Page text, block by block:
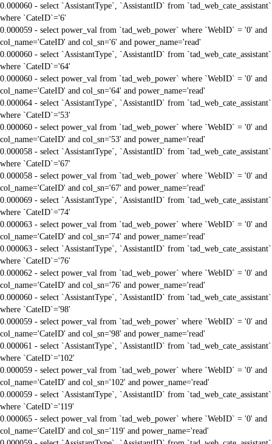
0.000060 - select `AssistantType`, `AssistantID` from `tad_web_cate_assistant`
where `CateID`='6'
0.000059 - select power_val from `tad_web_power` where `WebID` = '0' and
col_name='CateID' and col_sn='6' and power_name='read'
0.000060 - select `AssistantType`, `AssistantID` from `tad_web_cate_assistant`
where `CateID`='64'
0.000060 - select power_val from `tad_web_power` where `WebID` = '0' and
col_name='CateID' and col_sn='64' and power_name='read'
0.000064 - select `AssistantType`, `AssistantID` from `tad_web_cate_assistant`
where `CateID`='53'
0.000060 - select power_val from `tad_web_power` where `WebID` = '0' and
col_name='CateID' and col_sn='53' and power_name='read'
0.000058 - select `AssistantType`, `AssistantID` from `tad_web_cate_assistant`
where `CateID`='67'
0.000058 - select power_val from `tad_web_power` where `WebID` = '0' and
col_name='CateID' and col_sn='67' and power_name='read'
0.000069 - select `AssistantType`, `AssistantID` from `tad_web_cate_assistant`
where `CateID`='74'
0.000063 - select power_val from `tad_web_power` where `WebID` = '0' and
col_name='CateID' and col_sn='74' and power_name='read'
0.000063 - select `AssistantType`, `AssistantID` from `tad_web_cate_assistant`
where `CateID`='76'
0.000062 - select power_val from `tad_web_power` where `WebID` = '0' and
col_name='CateID' and col_sn='76' and power_name='read'
0.000060 - select `AssistantType`, `AssistantID` from `tad_web_cate_assistant`
where `CateID`='98'
0.000059 - select power_val from `tad_web_power` where `WebID` = '0' and
col_name='CateID' and col_sn='98' and power_name='read'
0.000061 - select `AssistantType`, `AssistantID` from `tad_web_cate_assistant`
where `CateID`='102'
0.000059 - select power_val from `tad_web_power` where `WebID` = '0' and
col_name='CateID' and col_sn='102' and power_name='read'
0.000059 - select `AssistantType`, `AssistantID` from `tad_web_cate_assistant`
where `CateID`='119'
0.000065 - select power_val from `tad_web_power` where `WebID` = '0' and
col_name='CateID' and col_sn='119' and power_name='read'